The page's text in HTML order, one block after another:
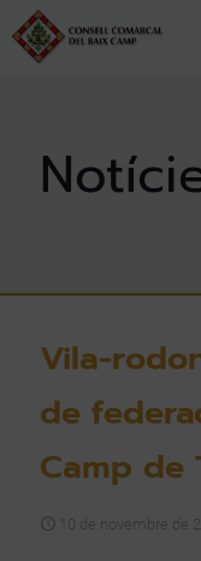
Vila-
de
Camp de
10 de novembre de